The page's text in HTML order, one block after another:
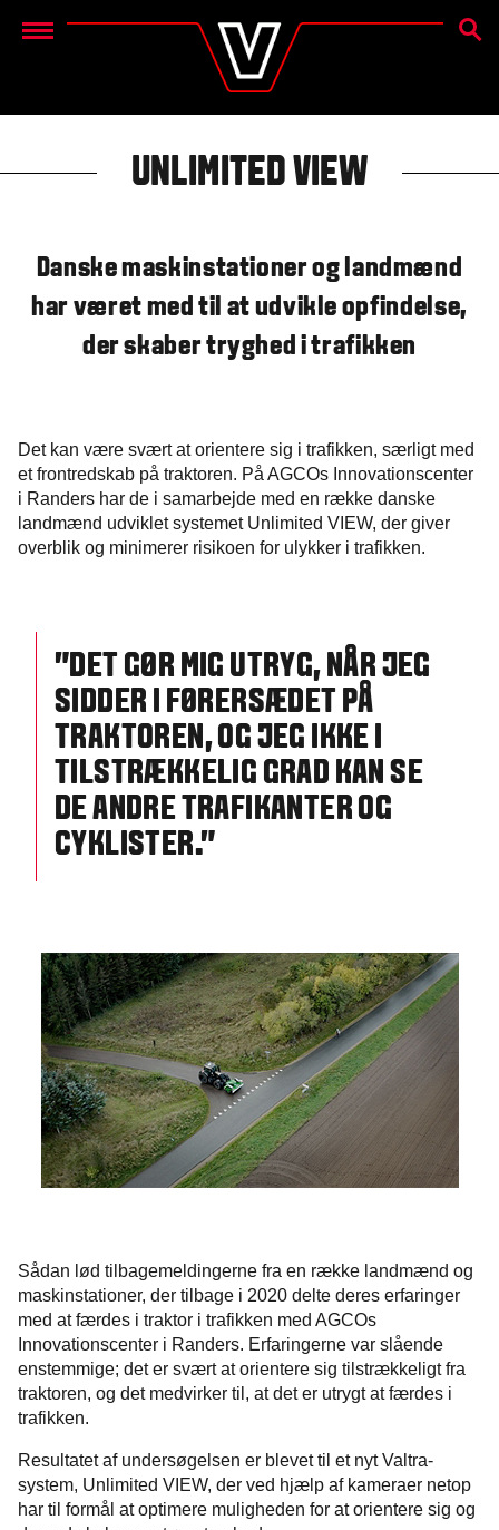
Menu
SØG
UNLIMITED VIEW
Danske maskinstationer og landmænd
har været med til at udvikle opfindelse,
der skaber tryghed i trafikken
Det kan være svært at orientere sig i trafikken, særligt med
et frontredskab på traktoren. På AGCOs Innovationscenter
i Randers har de i samarbejde med en række danske
landmænd udviklet systemet Unlimited VIEW, der giver
overblik og minimerer risikoen for ulykker i trafikken.
”DET GØR MIG UTRYG, NÅR JEG
SIDDER I FØRERSÆDET PÅ
TRAKTOREN, OG JEG IKKE I
TILSTRÆKKELIG GRAD KAN SE
DE ANDRE TRAFIKANTER OG
CYKLISTER.”
Sådan lød tilbagemeldingerne fra en række landmænd og
maskinstationer, der tilbage i 2020 delte deres erfaringer
med at færdes i traktor i trafikken med AGCOs
Innovationscenter i Randers. Erfaringerne var slående
enstemmige; det er svært at orientere sig tilstrækkeligt fra
traktoren, og det medvirker til, at det er utrygt at færdes i
trafikken.
Resultatet af undersøgelsen er blevet til et nyt Valtra-
system, Unlimited VIEW, der ved hjælp af kameraer netop
har til formål at optimere muligheden for at orientere sig og